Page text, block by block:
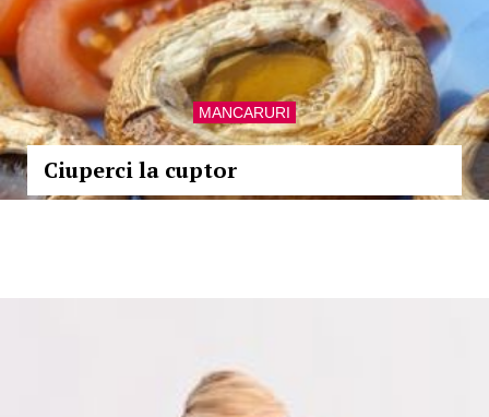
MANCARURI
Ciuperci la cuptor